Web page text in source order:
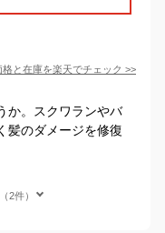
格と在庫を楽天でチェック >>
か。スクワランやバ
髪のダメージを修復
2件）